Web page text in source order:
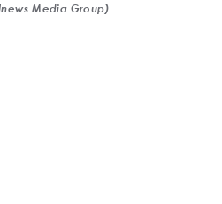
Media Group)